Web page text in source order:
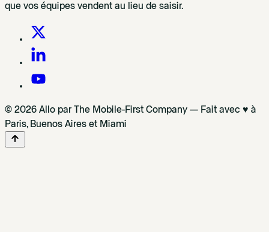
que vos équipes vendent au lieu de saisir.
© 2026 Allo par The Mobile-First Company — Fait avec ♥ à
Paris, Buenos Aires et Miami